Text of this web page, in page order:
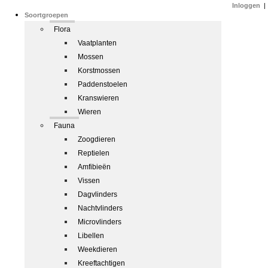
Soortgroepen
Flora
Vaatplanten
Mossen
Korstmossen
Paddenstoelen
Kranswieren
Wieren
Fauna
Zoogdieren
Reptielen
Amfibieën
Vissen
Dagvlinders
Nachtvlinders
Microvlinders
Libellen
Weekdieren
Kreeftachtigen
Inloggen |